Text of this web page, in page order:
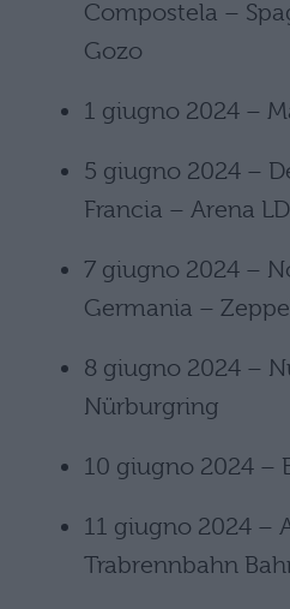
Compostela –
Gozo
1 giugno 2024 –
5 giugno 2024 –
Francia – Arena
7 giugno 2024 –
Germania –
8 giugno 2024 –
Nürburgring
10 giugno 2024 –
11 giugno 2024 –
Trabrennbahn